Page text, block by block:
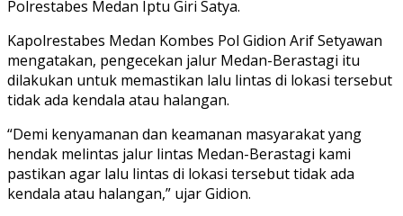
Polrestabes Medan Iptu Giri Satya.
Kapolrestabes Medan Kombes Pol Gidion Arif Setyawan
mengatakan, pengecekan jalur Medan-Berastagi itu
dilakukan untuk memastikan lalu lintas di lokasi tersebut
tidak ada kendala atau halangan.
“Demi kenyamanan dan keamanan masyarakat yang
hendak melintas jalur lintas Medan-Berastagi kami
pastikan agar lalu lintas di lokasi tersebut tidak ada
kendala atau halangan,” ujar Gidion.